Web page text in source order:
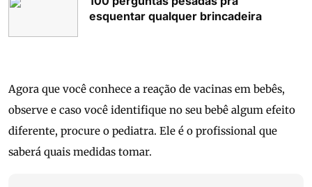
esquentar qualquer brincadeira
Agora que você conhece a reação de vacinas em bebês,
observe e caso você identifique no seu bebê algum efeito
diferente, procure o pediatra. Ele é o profissional que
saberá quais medidas tomar.